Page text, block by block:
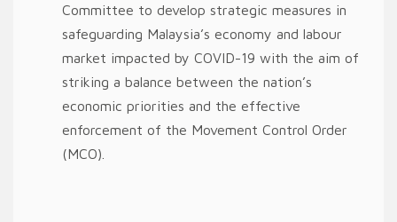
Committee to develop strategic measures in
safeguarding Malaysia’s economy and labour
market impacted by COVID-19 with the aim of
striking a balance between the nation’s
economic priorities and the effective
enforcement of the Movement Control Order
(MCO).